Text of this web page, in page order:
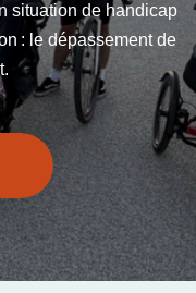
situation de handicap
: le dépassement de